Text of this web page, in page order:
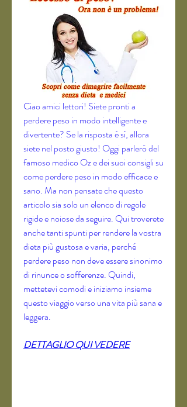
Ciao amici lettori! Siete pronti a
perdere peso in modo intelligente e
divertente? Se la risposta è sì, allora
siete nel posto giusto! Oggi parlerò del
famoso medico Oz e dei suoi consigli su
come perdere peso in modo efficace e
sano. Ma non pensate che questo
articolo sia solo un elenco di regole
rigide e noiose da seguire. Qui troverete
anche tanti spunti per rendere la vostra
dieta più gustosa e varia, perché
perdere peso non deve essere sinonimo
di rinunce o sofferenze. Quindi,
mettetevi comodi e iniziamo insieme
questo viaggio verso una vita più sana e
leggera.
DETTAGLIO QUI VEDERE